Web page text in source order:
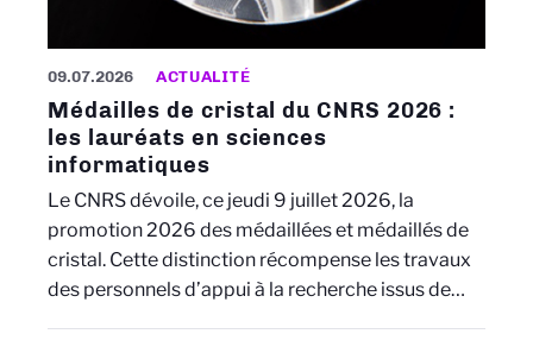
09.07.2026 ACTUALITÉ
Médailles de cristal du CNRS 2026 :
les lauréats en sciences
informatiques
Le CNRS dévoile, ce jeudi 9 juillet 2026, la
promotion 2026 des médaillées et médaillés de
cristal. Cette distinction récompense les travaux
des personnels d’appui à la recherche issus de…